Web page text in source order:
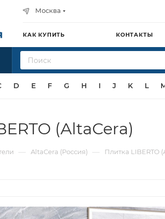
Москва
КАК КУПИТЬ КОНТАКТЫ
D E F G H I J K L
(AltaCera)
— AltaCera (Россия) — Плитка LIBERTO